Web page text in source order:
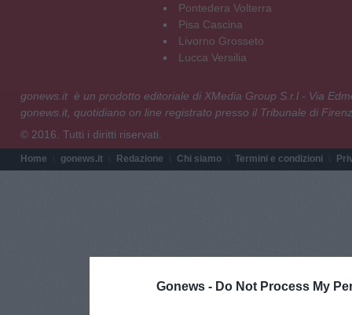
Gonews - Do Not Process My
Pontedera Volterra
Pisa Cascina
Livorno Grosseto
Lucca Versilia
gonews.it è un prodotto editoriale di XMedia Group S.r.l - Via
gonews.it, quotidiano on line registrato presso il Tribunale di
© 2016. Tutti i diritti riservati.
Home gonews.it Redazione Chi siamo Termini e condizioni